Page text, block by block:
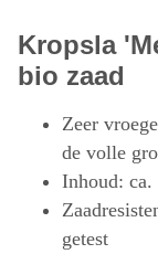
Kropsla
bio zaad
Zeer
de volle
Inhoud: ca.
getest